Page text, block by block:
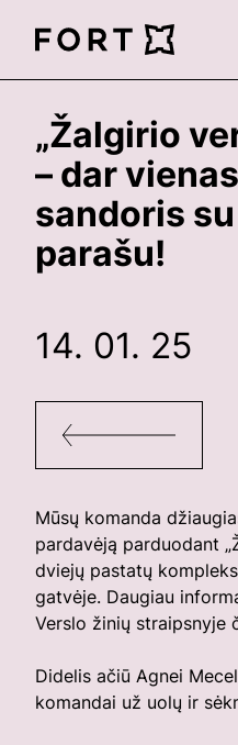
FortLegal
„Žalgirio
– dar
sandoris su
parašu!
14. 01. 25
Mūsų komanda
pardavėją parduodant
dviejų pastatų
gatvėje. Daugiau
Verslo žinių straipsnyje
Didelis ačiū Agnei
komandai už uolų ir